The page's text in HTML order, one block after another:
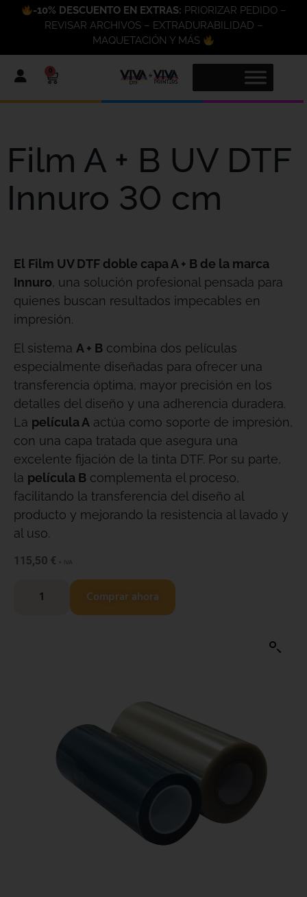
-10% DESCUENTO EN EXTRAS: PRIORIZAR PEDIDO –
REVISAR ARCHIVOS – EXTRADURABILIDAD –
MAQUETACIÓN Y MÁS
0
Film A + B UV DTF
Innuro 30 cm
El Film UV DTF doble capa A + B de la marca
Innuro, una solución profesional pensada para
quienes buscan resultados impecables en
impresión.
El sistema A + B combina dos películas
especialmente diseñadas para ofrecer una
transferencia óptima, mayor precisión en los
detalles del diseño y una adherencia duradera.
La película A actúa como soporte de impresión,
con una capa tratada que asegura una
excelente fijación de la tinta DTF. Por su parte,
la película B complementa el proceso,
facilitando la transferencia del diseño al
producto y mejorando la resistencia al lavado y
al uso.
115,50 € + IVA
Comprar ahora